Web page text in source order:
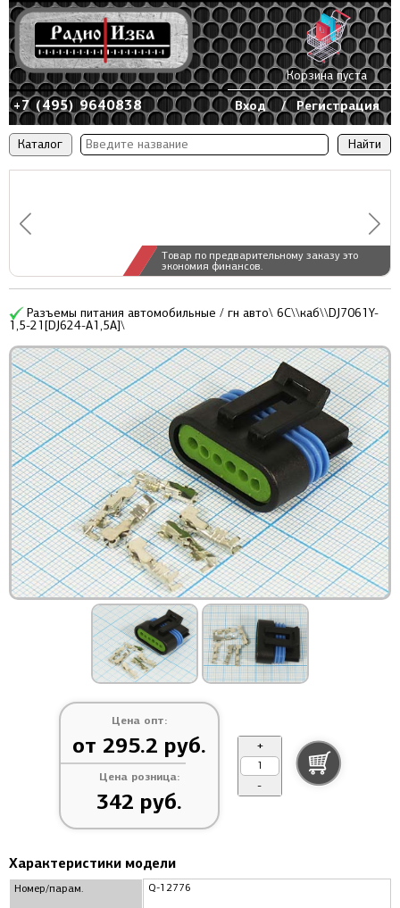
Каталог
Товар по предварительному заказу это
экономия финансов.
+7 (495) 9640838 Вход / Регистрация
Корзина пуста
Разъемы питания автомобильные / гн авто\ 6C\\каб\\DJ7061Y-
1,5-21[DJ624-A1,5A]\
Цена опт:
от 295.2 руб.
Цена розница:
342 руб.
+
-
Характеристики модели
Номер/парам. Q-12776